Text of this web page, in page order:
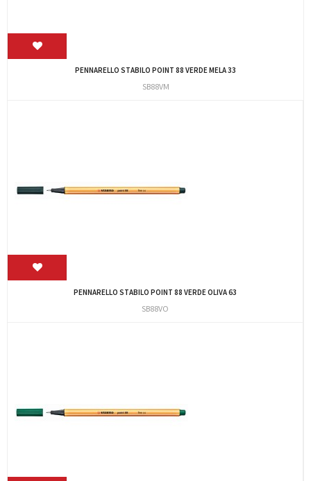
PENNARELLO STABILO POINT 88 VERDE MELA 33
SB88VM
PENNARELLO STABILO POINT 88 VERDE OLIVA 63
SB88VO